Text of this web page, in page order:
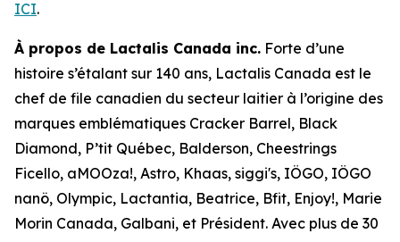
ICI.
À propos de Lactalis Canada inc. Forte d’une
histoire s’étalant sur 140 ans, Lactalis Canada est le
chef de file canadien du secteur laitier à l’origine des
marques emblématiques Cracker Barrel, Black
Diamond, P’tit Québec, Balderson, Cheestrings
Ficello, aMOOza!, Astro, Khaas, siggi's, IÖGO, IÖGO
nanö, Olympic, Lactantia, Beatrice, Bfit, Enjoy!, Marie
Morin Canada, Galbani, et Président. Avec plus de 30